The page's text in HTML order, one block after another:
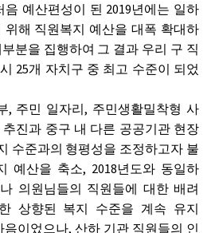
예산편성이 된 2019년에는 일하
해 직원복지 예산을 대폭 확대하
분을 집행하여 그 결과 우리 구 직
25개 자치구 중 최고 수준이 되었
, 주민 일자리, 주민생활밀착형 사
진과 중구 내 다른 공공기관 현장
수준과의 형평성을 조정하고자 불
예산을 축소, 2018년도와 동일하
의원님들의 직원들에 대한 배려
상향된 복지 수준을 계속 유지
이었으나, 산하 기관 직원들의 인